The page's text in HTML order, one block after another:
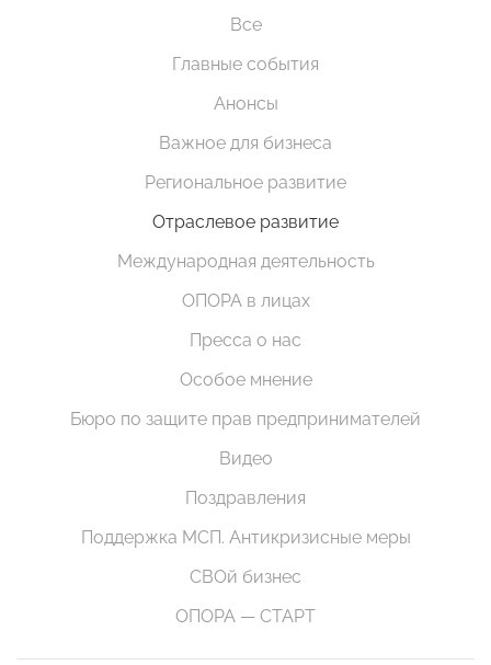
Все
Главные события
Анонсы
Важное для бизнеса
Региональное развитие
Отраслевое развитие
Международная деятельность
ОПОРА в лицах
Пресса о нас
Особое мнение
Бюро по защите прав предпринимателей
Видео
Поздравления
Поддержка МСП. Антикризисные меры
СВОй бизнес
ОПОРА — СТАРТ